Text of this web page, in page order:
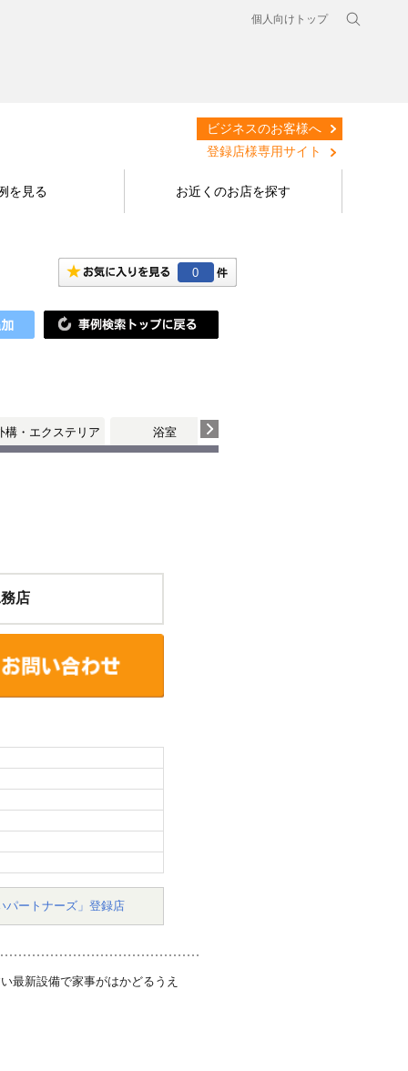
個人向けトップ
ビジネスのお客様へ
登録店様専用サイト
を見る お近くのお店を探す
0
構・エクステリア 浴室
店
パートナーズ」登録店
最新設備で家事がはかどるうえ